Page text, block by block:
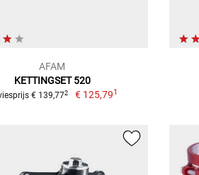
AFAM
KETTINGSET 520
€ 139,772 € 125,791